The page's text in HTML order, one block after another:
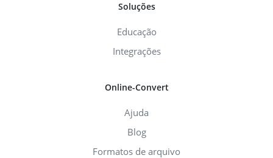
Soluções
Educação
Integrações
Online-Convert
Ajuda
Blog
Formatos de arquivo